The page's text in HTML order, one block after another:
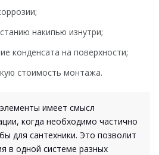
накипью изнутри;
конденсата на поверхности;
стоимость монтажа.
имеет смысл
когда необходимо частично
для сантехники. Это позволит
в одной системе разных